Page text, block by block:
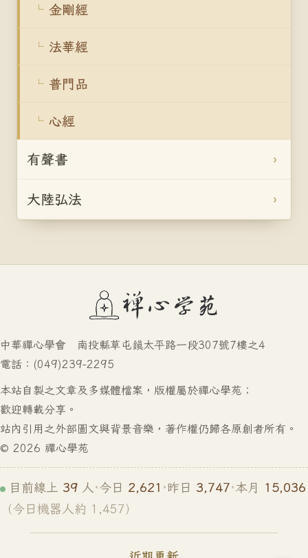
金剛經
法華經
普門品
心經
有聲書
大陸弘法
中華禪心學會 南投縣草屯鎮太平路一段307號7樓之4
電話：(049)239-2295
本站自製之文章及多媒體檔案，版權屬於禪心學苑；
歡迎轉載分享。
站內引用之外部圖文與背景音樂，著作權仍歸各原創者所有。
© 2026 禪心學苑
目前線上 39 人·今日 2,621 ·昨日 3,747·本月 15,036
（今日機器人約 1,457）